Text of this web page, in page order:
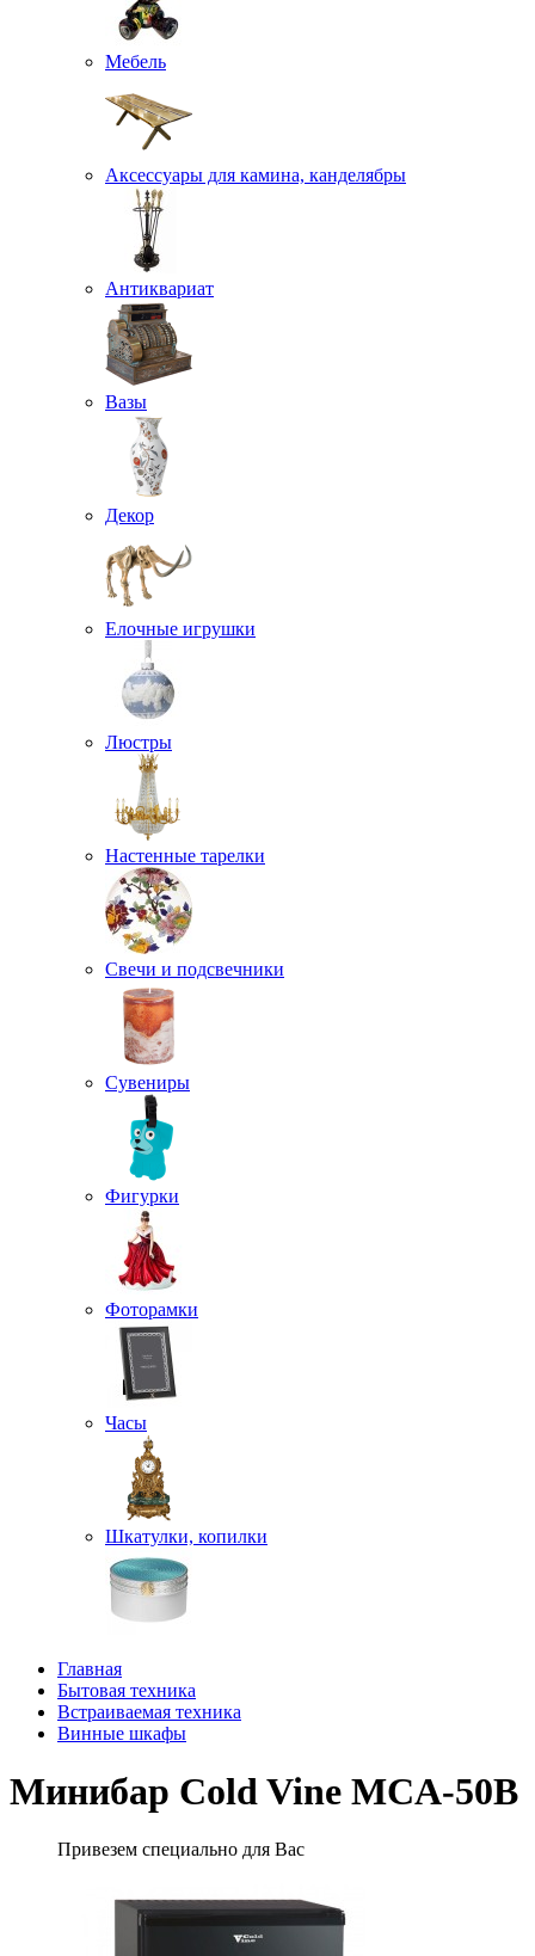
Мебель
Аксессуары для камина, канделябры
Антиквариат
Вазы
Декор
Елочные игрушки
Люстры
Настенные тарелки
Свечи и подсвечники
Сувениры
Фигурки
Фоторамки
Часы
Шкатулки, копилки
Главная
Бытовая техника
Встраиваемая техника
Винные шкафы
Минибар Cold Vine MCA-50B
Привезем специально для Вас